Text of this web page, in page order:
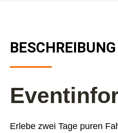
Erlebe zwei Tage puren